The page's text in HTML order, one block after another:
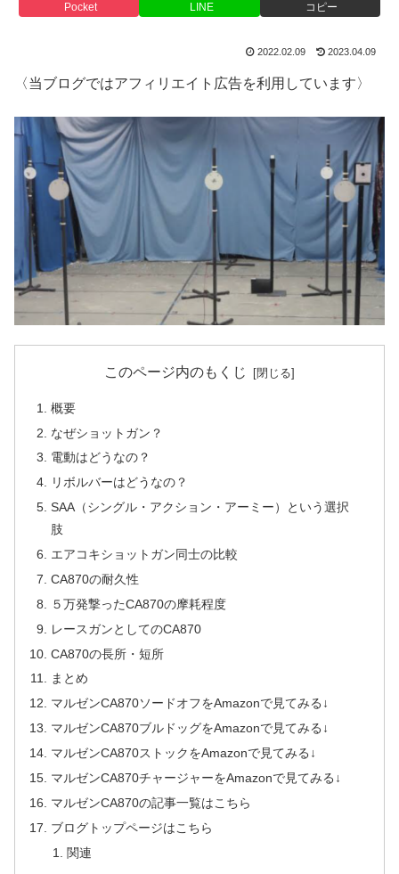
Pocket LINE コピー
2022.02.09 2023.04.09
〈当ブログではアフィリエイト広告を利用しています〉
このページ内のもくじ
概要
なぜショットガン？
電動はどうなの？
リボルバーはどうなの？
SAA（シングル・アクション・アーミー）という選択
肢
エアコキショットガン同士の比較
CA870の耐久性
５万発撃ったCA870の摩耗程度
レースガンとしてのCA870
CA870の長所・短所
まとめ
マルゼンCA870ソードオフをAmazonで見てみる↓
マルゼンCA870ブルドッグをAmazonで見てみる↓
マルゼンCA870ストックをAmazonで見てみる↓
マルゼンCA870チャージャーをAmazonで見てみる↓
マルゼンCA870の記事一覧はこちら
ブログトップページはこちら
関連